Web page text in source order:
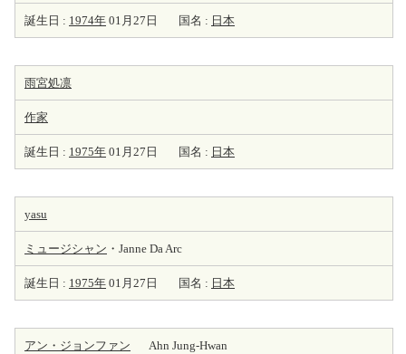
誕生日 : 1974年 01月27日 国名 : 日本
雨宮処凛
作家
誕生日 : 1975年 01月27日 国名 : 日本
yasu
ミュージシャン ・Janne Da Arc
誕生日 : 1975年 01月27日 国名 : 日本
アン・ジョンファン Ahn Jung-Hwan